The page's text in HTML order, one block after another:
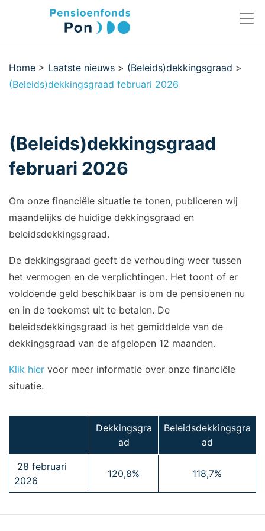
Home > Laatste nieuws > (Beleids)dekkingsgraad >
(Beleids)dekkingsgraad februari 2026
(Beleids)dekkingsgraad
februari 2026
Om onze financiële situatie te tonen, publiceren wij
maandelijks de huidige dekkingsgraad en
beleidsdekkingsgraad.
De dekkingsgraad geeft de verhouding weer tussen
het vermogen en de verplichtingen. Het toont of er
voldoende geld beschikbaar is om de pensioenen nu
en in de toekomst uit te betalen. De
beleidsdekkingsgraad is het gemiddelde van de
dekkingsgraad van de afgelopen 12 maanden.
Klik hier voor meer informatie over onze financiële
situatie.
Dekkingsgra
ad
Beleidsdekkingsgra
ad
28 februari
2026
120,8% 118,7%